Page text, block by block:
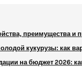
преимущества
кукурузы: как
на бюджет 2026: